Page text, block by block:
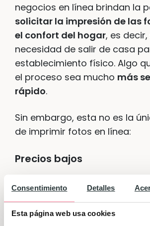
Consentimiento Detalles
Esta página web usa cookies
negocios en línea brindan la
solicitar la impresión de las
el confort del hogar, es decir,
necesidad de salir de casa
establecimiento físico. Algo
el proceso sea mucho más
rápido.
Sin embargo, esta no es la
de imprimir fotos en línea:
Precios bajos
imprentas digitales es muy
las imprentas físicas